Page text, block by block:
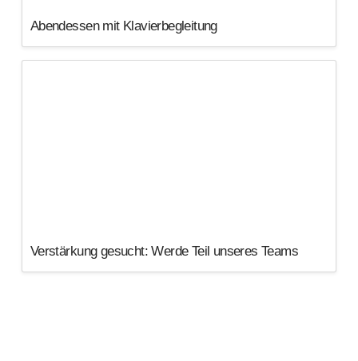
Abendessen mit Klavierbegleitung
Verstärkung gesucht: Werde Teil unseres Teams